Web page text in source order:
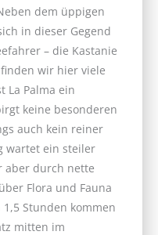
dem üppigen
in dieser Gegend
– die Kastanie
wir hier viele
La Palma ein
keine besonderen
auch kein reiner
wartet ein steiler
aber durch nette
Flora und Fauna
Stunden kommen
mitten im